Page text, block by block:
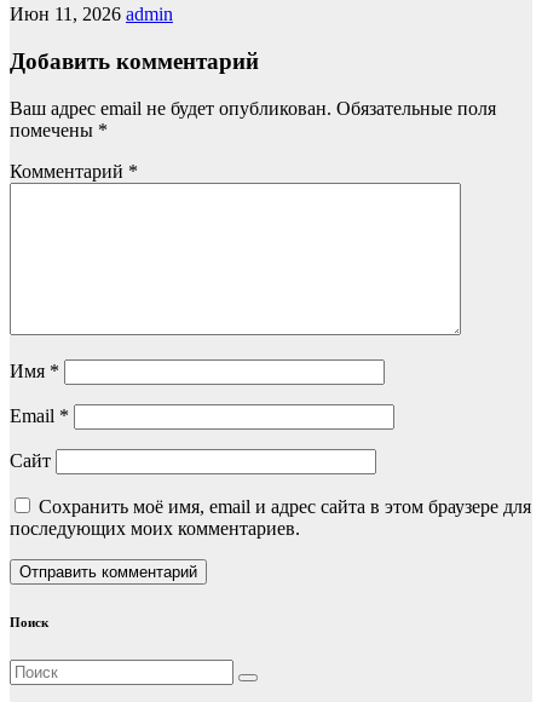
Июн 11, 2026 admin
Добавить комментарий
Ваш адрес email не будет опубликован. Обязательные поля
помечены *
Комментарий *
Имя *
Email *
Сайт
Сохранить моё имя, email и адрес сайта в этом браузере для
последующих моих комментариев.
Поиск